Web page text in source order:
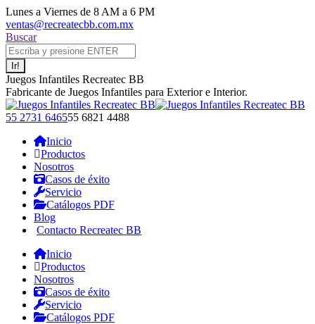
Saltar
al
contenido
Lunes a Viernes de 8 AM a 6 PM
ventas@recreatecbb.com.mx
Buscar:
Buscar
Juegos Infantiles Recreatec BB
Fabricante de Juegos Infantiles para Exterior e Interior.
Facebook
opens
new
window
X
opens
new
window
Instagram
opens
new
window
YouTube
opens
new
window
55 2731 646555 6821 4488
Inicio
Productos
Nosotros
Casos de éxito
Servicio
Catálogos PDF
Blog
Contacto Recreatec BB
Inicio
Productos
Nosotros
Casos de éxito
Servicio
Catálogos PDF